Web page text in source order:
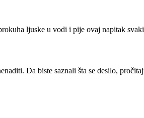
ljuske u vodi i pije ovaj napitak
Da biste saznali šta se desilo,